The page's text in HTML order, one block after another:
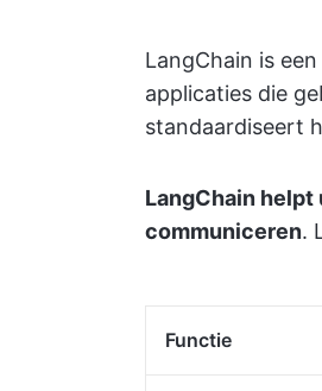
LangChain is
applicaties die
standaardiseert
LangChain helpt
communiceren.
Functie